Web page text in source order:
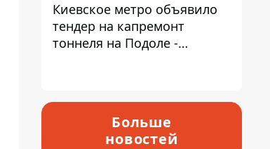
Киевское метро объявило
тендер на капремонт
тоннеля на Подоле -
Больше
новостей